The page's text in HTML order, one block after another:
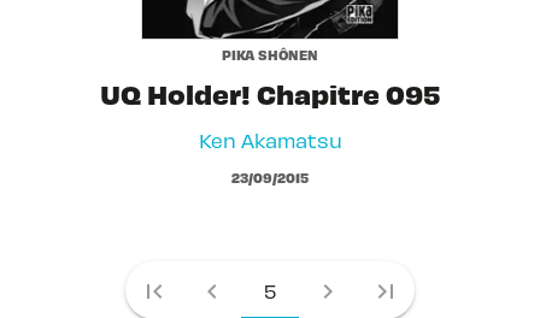
PIKA SHÔNEN
UQ Holder! Chapitre 095
Ken Akamatsu
23/09/2015
first_page chevron_left 5 chevron_right last_page